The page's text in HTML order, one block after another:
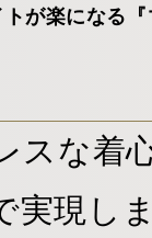
が楽になる
スな着
実現し